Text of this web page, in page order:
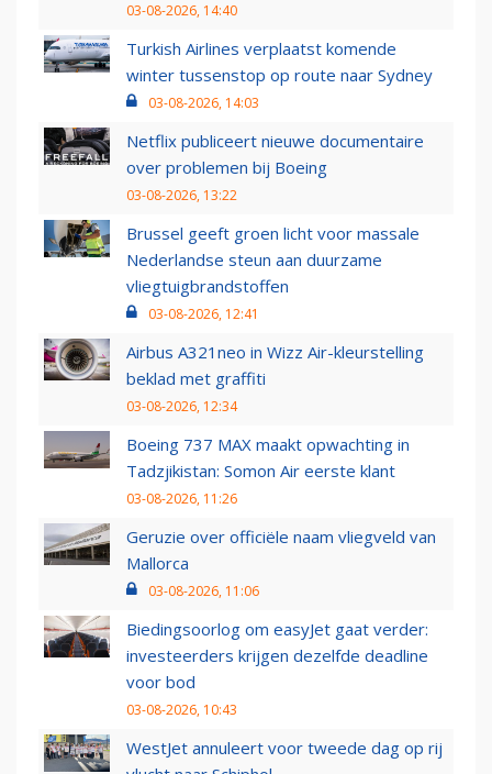
03-08-2026, 14:40
Turkish Airlines verplaatst komende
winter tussenstop op route naar Sydney
03-08-2026, 14:03
Netflix publiceert nieuwe documentaire
over problemen bij Boeing
03-08-2026, 13:22
Brussel geeft groen licht voor massale
Nederlandse steun aan duurzame
vliegtuigbrandstoffen
03-08-2026, 12:41
Airbus A321neo in Wizz Air-kleurstelling
beklad met graffiti
03-08-2026, 12:34
Boeing 737 MAX maakt opwachting in
Tadzjikistan: Somon Air eerste klant
03-08-2026, 11:26
Geruzie over officiële naam vliegveld van
Mallorca
03-08-2026, 11:06
Biedingsoorlog om easyJet gaat verder:
investeerders krijgen dezelfde deadline
voor bod
03-08-2026, 10:43
WestJet annuleert voor tweede dag op rij